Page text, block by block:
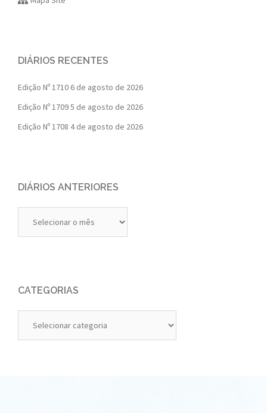
DIÁRIOS RECENTES
Edição Nº 1710 6 de agosto de 2026
Edição Nº 17095 de agosto de 2026
Edição Nº 1708 4 de agosto de 2026
DIÁRIOS ANTERIORES
Anteriores
CATEGORIAS